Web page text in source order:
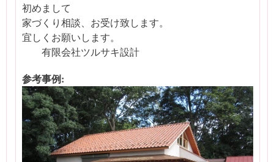
初めまして
家づくり相談、お受け致します。
宜しくお願いします。
有限会社ツルサキ設計
参考事例: